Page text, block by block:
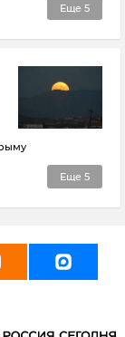
Еще 5
Еще 5